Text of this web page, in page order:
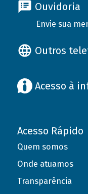
Ouvidoria
Envie sua
Outros
Acesso à
Acesso Rápido
Quem somos
Onde atuamos
Transparência